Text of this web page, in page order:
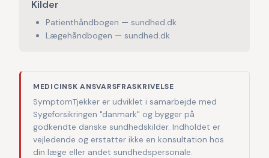
Kilder
Patienthåndbogen — sundhed.dk
Lægehåndbogen — sundhed.dk
MEDICINSK ANSVARSFRASKRIVELSE
SymptomTjekker er udviklet i samarbejde med
Sygeforsikringen "danmark" og bygger på
godkendte danske sundhedskilder. Indholdet er
vejledende og erstatter ikke en konsultation hos
din læge eller andet sundhedspersonale.